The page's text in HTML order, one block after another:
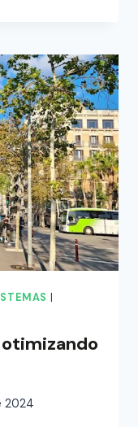
2024